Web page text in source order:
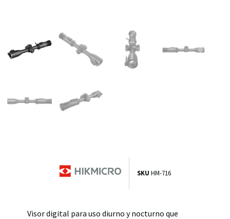
SKU HM-716
Visor digital para uso diurno y nocturno que